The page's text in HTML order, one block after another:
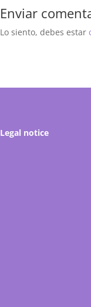
Enviar
Lo siento, debes estar
Legal notice